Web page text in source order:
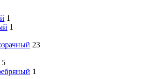
1
1
23
5
1